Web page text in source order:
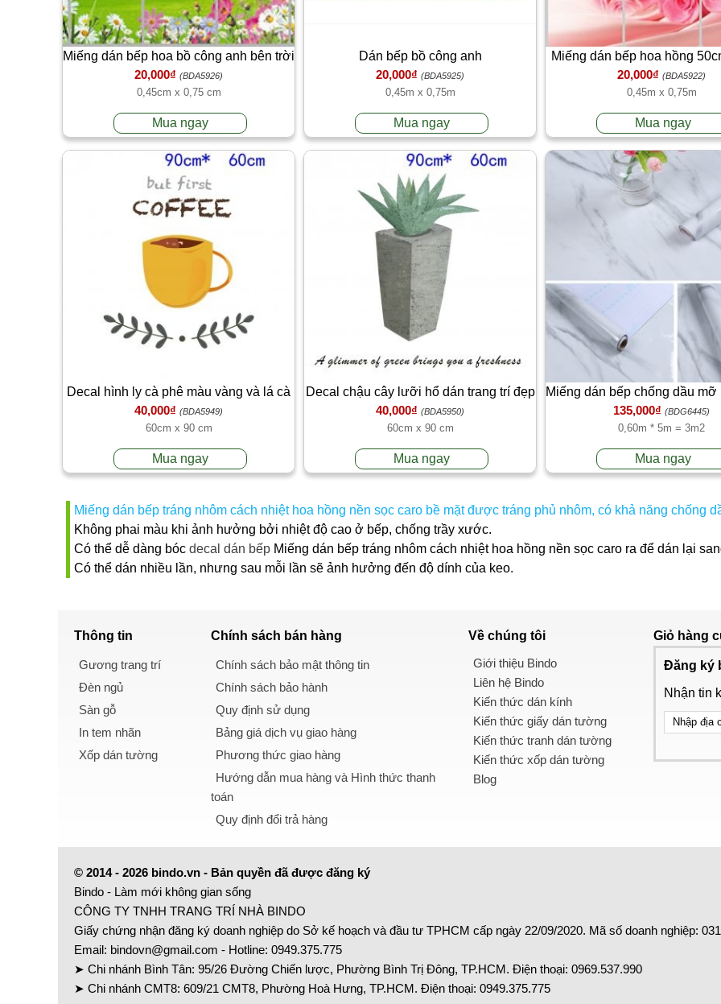
Miếng dán bếp hoa bồ công anh bên trời
xanh chống nước, chống bụi, chống
cháy
20,000₫ (BDA5926)
0,45cm x 0,75 cm
Mua ngay
Dán bếp bồ công anh
20,000₫ (BDA5925)
0,45m x 0,75m
Mua ngay
Miếng dán bếp hoa hồng
tráng nhôm, chống dầu
20,000₫ (BDA5922)
0,45m x 0,75m
Mua ngay
Decal hình ly cà phê màu vàng và lá cà
phê xanh dán tường bếp đẹp
40,000₫ (BDA5949)
60cm x 90 cm
Mua ngay
Decal chậu cây lưỡi hổ dán trang trí đẹp
cho tường bếp
40,000₫ (BDA5950)
60cm x 90 cm
Mua ngay
Miếng dán bếp chống dầu mỡ
tráng nhôm vân đá hoa
135,000₫ (BDG6445)
0,60m * 5m = 3m2
Mua ngay
Miếng dán bếp tráng nhôm cách nhiệt hoa hồng nền sọc caro bề mặt được tráng phủ nhôm, có khả năng chống
Không phai màu khi ảnh hưởng bởi nhiệt độ cao ở bếp, chống trầy xước.
Có thể dễ dàng bóc decal dán bếp Miếng dán bếp tráng nhôm cách nhiệt hoa hồng nền sọc caro ra để dán lại
Có thể dán nhiều lần, nhưng sau mỗi lần sẽ ảnh hưởng đến độ dính của keo.
Thông tin
Gương trang trí
Đèn ngủ
Sàn gỗ
In tem nhãn
Xốp dán tường
Chính sách bán hàng
Chính sách bảo mật thông tin
Chính sách bảo hành
Quy định sử dụng
Bảng giá dịch vụ giao hàng
Phương thức giao hàng
Hướng dẫn mua hàng và Hình thức thanh
toán
Quy định đổi trả hàng
Về chúng tôi
Giới thiệu Bindo
Liên hệ Bindo
Kiến thức dán kính
Kiến thức giấy dán tường
Kiến thức tranh dán tường
Kiến thức xốp dán tường
Blog
Giỏ hàng
Đăng ký
Nhận tin
© 2014 - 2026 bindo.vn - Bản quyền đã được đăng ký
Bindo - Làm mới không gian sống
CÔNG TY TNHH TRANG TRÍ NHÀ BINDO
Giấy chứng nhận đăng ký doanh nghiệp do Sở kế hoạch và đầu tư TPHCM cấp ngày 22/09/2020. Mã số doanh nghiệp:
Email: bindovn@gmail.com - Hotline: 0949.375.775
➤ Chi nhánh Bình Tân: 95/26 Đường Chiến lược, Phường Bình Trị Đông, TP.HCM. Điện thoại: 0969.537.990
➤ Chi nhánh CMT8: 609/21 CMT8, Phường Hoà Hưng, TP.HCM. Điện thoại: 0949.375.775